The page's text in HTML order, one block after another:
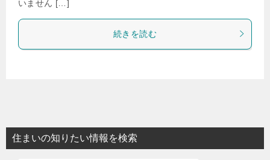
いません […]
続きを読む
住まいの知りたい情報を検索